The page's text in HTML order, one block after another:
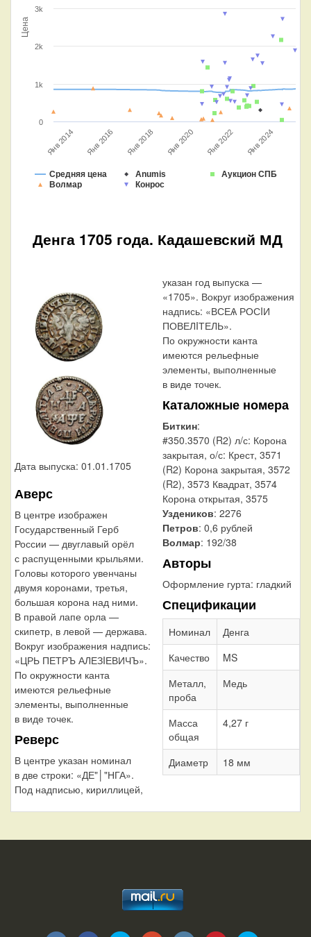
Цена
Средняя цена Anumis
Аукцион СПБ
Волмар
Конрос
Янв 2014 Янв 2016 Янв 2018 Янв 2020 Янв 2022 Янв 2024
0
1k
2k
3k
Денга 1705 года. Кадашевский МД
Дата выпуска: 01.01.1705
Аверс
В центре изображен
Государственный Герб
России — двуглавый орёл
с распущенными крыльями.
Головы которого увенчаны
двумя коронами, третья,
большая корона над ними.
В правой лапе орла —
скипетр, в левой — держава.
Вокруг изображения надпись:
«ЦРЬ ПЕТРЪ АЛЕЗIЕВИЧЪ».
По окружности канта
имеются рельефные
элементы, выполненные
в виде точек.
Реверс
В центре указан номинал
в две строки: «ДЕ"│"НГА».
Под надписью, кириллицей,
указан год выпуска —
«1705». Вокруг изображения
надпись: «ВСЕѦ РОСIИ
ПОВЕЛIТЕЛЬ».
По окружности канта
имеются рельефные
элементы, выполненные
в виде точек.
Каталожные номера
Биткин:
#350.3570 (R2) л/с: Корона
закрытая, о/с: Крест, 3571
(R2) Корона закрытая, 3572
(R2), 3573 Квадрат, 3574
Корона открытая, 3575
Уздеников: 2276
Петров: 0,6 рублей
Волмар: 192/38
Авторы
Оформление гурта: гладкий
Спецификации
Номинал
Денга
Качество
MS
Металл,
проба
Медь
Масса
общая
4,27 г
Диаметр 18 мм